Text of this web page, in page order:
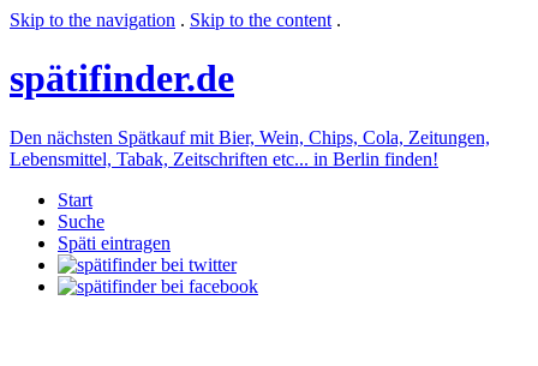
Skip to the navigation . Skip to the content .
spätifinder.de
Den nächsten Spätkauf mit Bier, Wein, Chips, Cola, Zeitungen,
Lebensmittel, Tabak, Zeitschriften etc... in Berlin finden!
Start
Suche
Späti eintragen